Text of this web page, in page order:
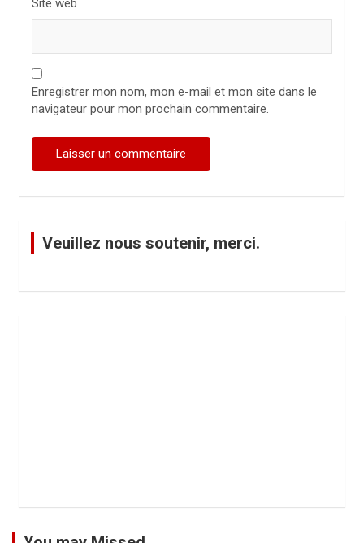
Site web
Enregistrer mon nom, mon e-mail et mon site dans le
navigateur pour mon prochain commentaire.
Veuillez nous soutenir, merci.